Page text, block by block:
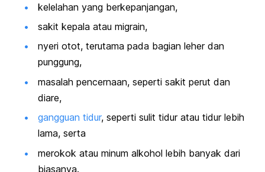
kelelahan yang berkepanjangan,
sakit kepala atau migrain,
nyeri otot, terutama pada bagian leher dan
punggung,
masalah pencernaan, seperti sakit perut dan
diare,
gangguan tidur, seperti sulit tidur atau tidur lebih
lama, serta
merokok atau minum alkohol lebih banyak dari
biasanya.